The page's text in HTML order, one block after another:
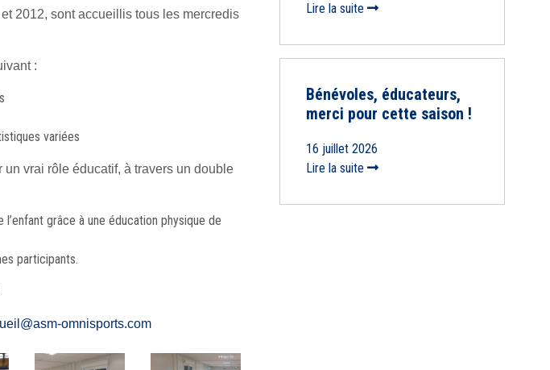
2012, sont accueillis tous les mercredis
:
variées
vrai rôle éducatif, à travers un double
grâce à une éducation physique de
participants.
omnisports.com
Lire la suite
Bénévoles, éducateurs,
merci pour cette saison !
16 juillet 2026
Lire la suite